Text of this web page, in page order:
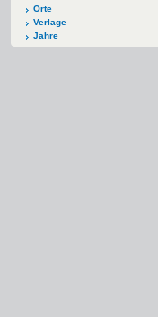
Orte
Verlage
Jahre